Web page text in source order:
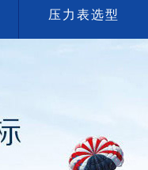
压力表选型